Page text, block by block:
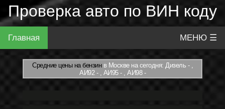
Проверка авто по ВИН коду
Главная МЕНЮ ☰
Средние цены на бензинв Москве на сегодня: Дизель - ,
АИ92 - , АИ95 - , АИ98 -